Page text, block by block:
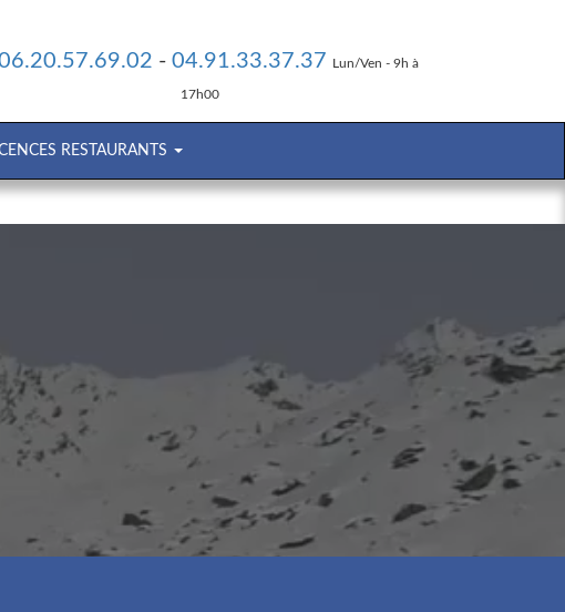
- 04.91.33.37.37 Lun/Ven - 9h à
17h00
RESTAURANTS